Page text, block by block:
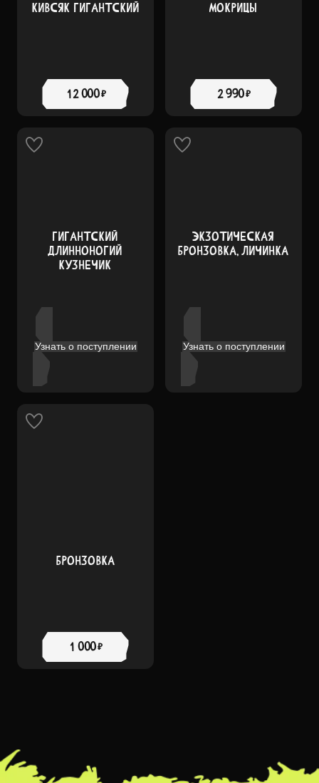
КИВСЯК ГИГАНТСКИЙ
12 000 ₽
МОКРИЦЫ
2 990 ₽
ГИГАНТСКИЙ
ДЛИННОНОГИЙ
КУЗНЕЧИК
Узнать о поступлении
ЭКЗОТИЧЕСКАЯ
БРОНЗОВКА, ЛИЧИНКА
Узнать о поступлении
БРОНЗОВКА
1 000 ₽